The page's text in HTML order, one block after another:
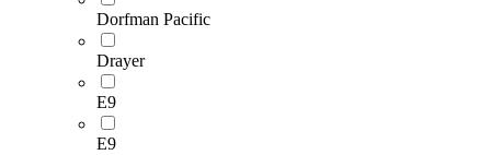
Dorfman Pacific
Drayer
E9
E9